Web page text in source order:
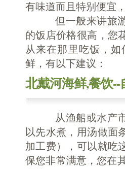
有味道而且特别便宜
但一般来讲旅游
的饭店价格很高，您
从来在那里吃饭，
鲜，有以下建议：
北戴河海鲜,餐饮--
从渔船或水产市
以先水煮，用汤做面
加工费），可以就吃
保您非常满意，您在